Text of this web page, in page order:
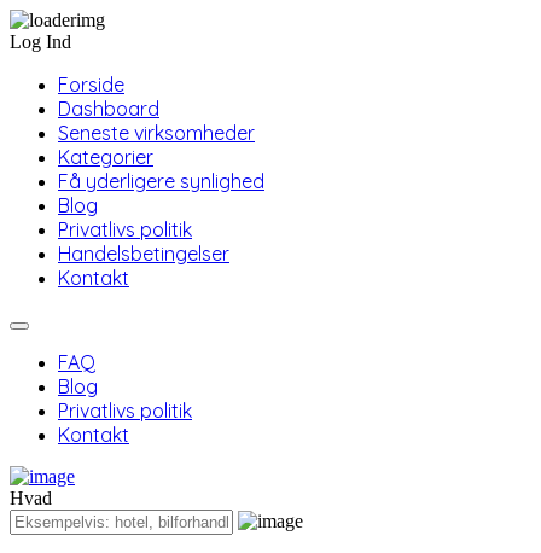
Log Ind
Forside
Dashboard
Seneste virksomheder
Kategorier
Få yderligere synlighed
Blog
Privatlivs politik
Handelsbetingelser
Kontakt
FAQ
Blog
Privatlivs politik
Kontakt
Hvad